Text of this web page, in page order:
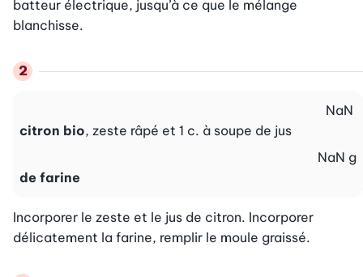
batteur électrique, jusqu’à ce que le mélange
blanchisse.
citron bio, zeste râpé et 1 c. à soupe de jus
NaN
de farine
NaN g
Incorporer le zeste et le jus de citron. Incorporer
délicatement la farine, remplir le moule graissé.